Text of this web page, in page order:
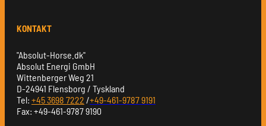
KONTAKT
"Absolut-Horse.dk"
Absolut Energi GmbH
Wittenberger Weg 21
D-24941 Flensborg / Tyskland
Tel: +45 3698 7222 /+49-461-9787 9191
Fax: +49-461-9787 9190